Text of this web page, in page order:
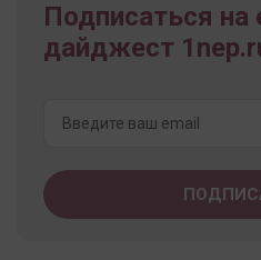
Подписаться
дайджест